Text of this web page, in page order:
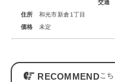
交通
住所
和光市新倉1丁目
価格
未定
RECOMMEND